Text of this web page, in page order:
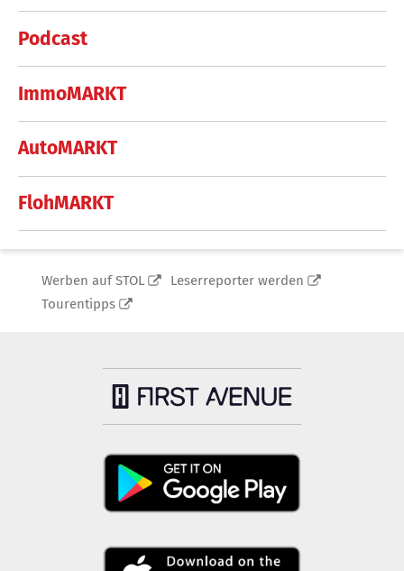
Podcast
ImmoMARKT
AutoMARKT
FlohMARKT
Werben auf STOL
Leserreporter werden
Tourentipps